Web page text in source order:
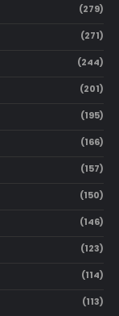
(279)
(271)
(244)
(201)
(195)
(166)
(157)
(150)
(146)
(123)
(114)
(113)